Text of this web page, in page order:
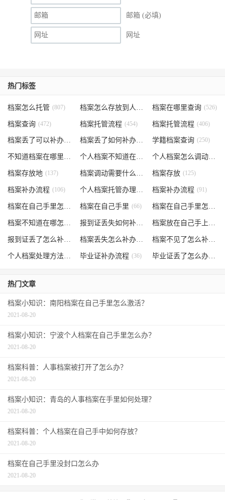
邮箱 (必填)
网址
热门标签
档案怎么托管 (807) (535)
档案在哪里查询 (526)
档案查询 (472) 档案托管流程 (454) 档案托管流程 (406)
档案丢了可以补办吗 (371) 档案丢了如何补办 学籍档案查询 (250)
不知道档案在哪里 个人档案不知道在哪儿 (191) 个人档案怎么调动
档案存放地 (137) 档案调动需要什么手续 (130)
档案存放 (125)
档案补办流程 (106) 个人档案托管办理流程 (102)
档案补办流程 (91)
档案在自己手里怎么办 (85)
档案在自己手里 (66) 档案在自己手里怎么处理
档案不知道在哪怎么办 (62) 报到证丢失如何补办 (54) 档案放在自己手上
报到证丢了怎么补办 (52) 档案丢失怎么补办 档案不见了怎么补办
个人档案处理方法 毕业证补办流程 (36) 毕业证丢了怎么办
热门文章
档案小知识：南阳档案在自己手里怎么激活？
2021-08-20
档案小知识：宁波个人档案在自己手里怎么办？
2021-08-20
档案科普：人事档案被打开了怎么办？
2021-08-20
档案小知识：青岛的人事档案在手里如何处理？
2021-08-20
档案科普：个人档案在自己手中如何存放？
2021-08-20
档案在自己手里没封口怎么办
2021-08-20